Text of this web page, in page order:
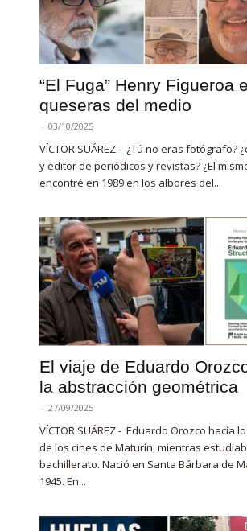
“El Fuga” Henry Figueroa
queseras del medio
- 03/10/2025
VÍCTOR SUÁREZ - ¿Tú no eras fotógrafo?
y editor de periódicos y revistas? ¿El
encontré en 1989 en los albores del...
El viaje de Eduardo
la abstracción geométrica
- 27/09/2025
VÍCTOR SUÁREZ - Eduardo Orozco hacía
de los cines de Maturín, mientras
bachillerato. Nació en Santa Bárbara de
1945. En...